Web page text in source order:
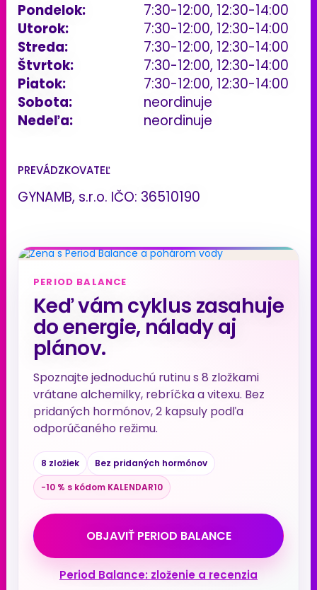
Pondelok:
7:30-12:00, 12:30-14:00
Utorok:
7:30-12:00, 12:30-14:00
Streda:
7:30-12:00, 12:30-14:00
Štvrtok:
7:30-12:00, 12:30-14:00
Piatok:
7:30-12:00, 12:30-14:00
Sobota:
neordinuje
Nedeľa:
neordinuje
PREVÁDZKOVATEĽ
GYNAMB, s.r.o. IČO: 36510190
PERIOD BALANCE
Keď vám cyklus zasahuje
do energie, nálady aj
plánov.
Spoznajte jednoduchú rutinu s 8 zložkami
vrátane alchemilky, rebríčka a vitexu. Bez
pridaných hormónov, 2 kapsuly podľa
odporúčaného režimu.
8 zložiek
Bez pridaných hormónov
−10 % s kódom KALENDAR10
OBJAVIŤ PERIOD BALANCE
Period Balance: zloženie a recenzia